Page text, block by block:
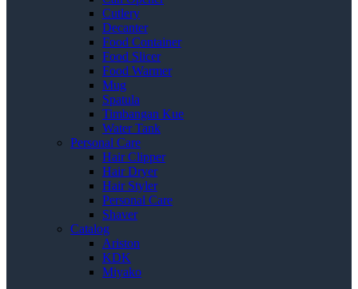
Cutlery
Decanter
Food Container
Food Slicer
Food Warmer
Mug
Spatula
Timbangan Kue
Water Tank
Personal Care
Hair Clipper
Hair Dryer
Hair Styler
Personal Care
Shaver
Catalog
Ariston
KDK
Miyako